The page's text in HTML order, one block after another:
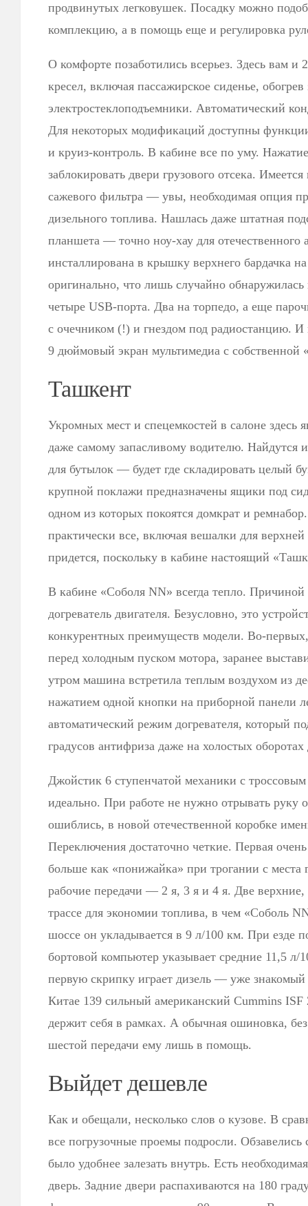
продвинутых легковушек. Посадку можно
комплекцию, а в помощь еще и регулировка
О комфорте позаботились всерьез. Здесь вам и
кресел, включая пассажирское сиденье, обогрев
электростеклоподъемники. Автоматический
Для некоторых модификаций доступны
и круиз-контроль. В кабине все по уму.
заблокировать двери грузового отсека.
сажевого фильтра — увы, необходимая опция
дизельного топлива. Нашлась даже штатная
планшета — точно ноу-хау для отечественного
инсталлирована в крышку верхнего бардачка
оригинально, что лишь случайно
четыре USB-порта. Два на торпедо, а еще
с очечником (!) и гнездом под радиостанцию.
9 дюймовый экран мультимедиа с собственной
Ташкент
Укромных мест и спецемкостей в салоне здесь
даже самому запасливому водителю. Найдутся
для бутылок — будет где складировать целый
крупной поклажи предназначены ящики под
одном из которых покоятся домкрат и
практически все, включая вешалки для
придется, поскольку в кабине настоящий
В кабине «Соболя NN» всегда тепло.
догреватель двигателя. Безусловно, это
конкурентных преимуществ модели. Во-
перед холодным пуском мотора, заранее
утром машина встретила теплым воздухом из
нажатием одной кнопки на приборной панели
автоматический режим догревателя, который
градусов антифриза даже на холостых оборотах
Джойстик 6 ступенчатой механики с
идеально. При работе не нужно отрывать руку
ошиблись, в новой отечественной коробке
Переключения достаточно четкие. Первая
больше как «понижайка» при трогании с места
рабочие передачи — 2 я, 3 я и 4 я. Две верхние,
трассе для экономии топлива, в чем «Соболь
шоссе он укладывается в 9 л/100 км. При езде
бортовой компьютер указывает средние 11,5 л/
первую скрипку играет дизель — уже
Китае 139 сильный американский Cummins
держит себя в рамках. А обычная ошиновка,
шестой передачи ему лишь в помощь.
Выйдет дешевле
Как и обещали, несколько слов о кузове. В
все погрузочные прое­мы подросли.
было удобнее залезать внутрь. Есть
дверь. Задние двери распахиваются на 180